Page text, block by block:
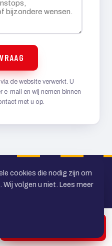
de website verwerkt. U
e-mail en wij nemen binnen
met u op.
in de
cookies die nodig zijn om
volgen u niet. Lees meer